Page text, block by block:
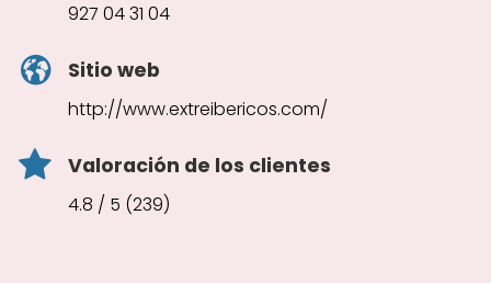
927 04 31 04
Sitio web
http://www.extreibericos.com/
Valoración de los clientes
4.8 / 5 (239)